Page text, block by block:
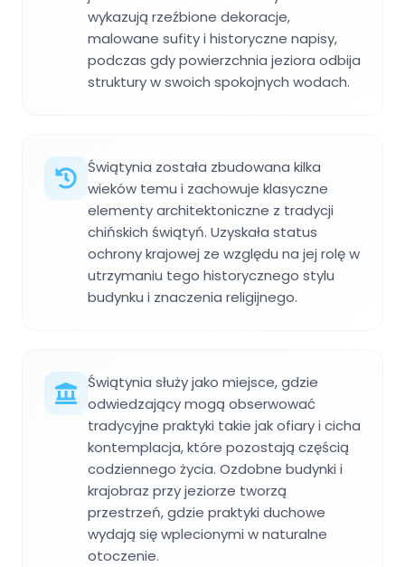
wykazują rzeźbione dekoracje,
malowane sufity i historyczne napisy,
podczas gdy powierzchnia jeziora odbija
struktury w swoich spokojnych wodach.
Świątynia została zbudowana kilka
wieków temu i zachowuje klasyczne
elementy architektoniczne z tradycji
chińskich świątyń. Uzyskała status
ochrony krajowej ze względu na jej rolę w
utrzymaniu tego historycznego stylu
budynku i znaczenia religijnego.
Świątynia służy jako miejsce, gdzie
odwiedzający mogą obserwować
tradycyjne praktyki takie jak ofiary i cicha
kontemplacja, które pozostają częścią
codziennego życia. Ozdobne budynki i
krajobraz przy jeziorze tworzą
przestrzeń, gdzie praktyki duchowe
wydają się wplecionymi w naturalne
otoczenie.